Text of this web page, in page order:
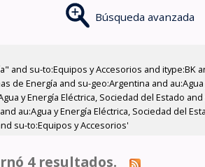
Búsqueda avanzada
su-to:Equipos y Accesorios and itype:BK
de Energía and su-geo:Argentina and
y Energía Eléctrica, Sociedad del Estado
au:Agua y Energía Eléctrica, Sociedad del
su-to:Equipos y Accesorios'
4 resultados.